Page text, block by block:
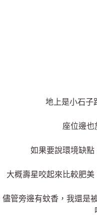
地上是小石子
座位邊也
如果要說環境缺點
大概壽星咬起來比較肥美
儘管旁邊有蚊香，我還是